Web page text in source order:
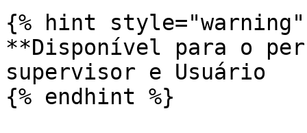
{% hint style="warning"
**Disponível para o
supervisor e Usuário
{% endhint %}